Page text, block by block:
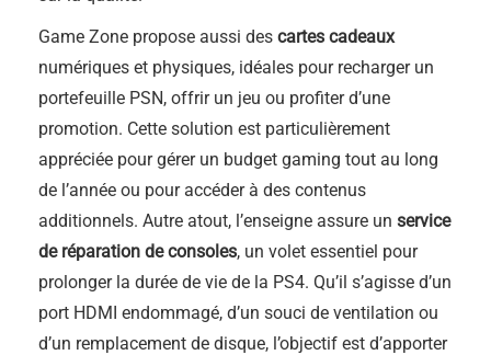
Game Zone propose aussi des cartes cadeaux
numériques et physiques, idéales pour recharger un
portefeuille PSN, offrir un jeu ou profiter d’une
promotion. Cette solution est particulièrement
appréciée pour gérer un budget gaming tout au long
de l’année ou pour accéder à des contenus
additionnels. Autre atout, l’enseigne assure un service
de réparation de consoles, un volet essentiel pour
prolonger la durée de vie de la PS4. Qu’il s’agisse d’un
port HDMI endommagé, d’un souci de ventilation ou
d’un remplacement de disque, l’objectif est d’apporter